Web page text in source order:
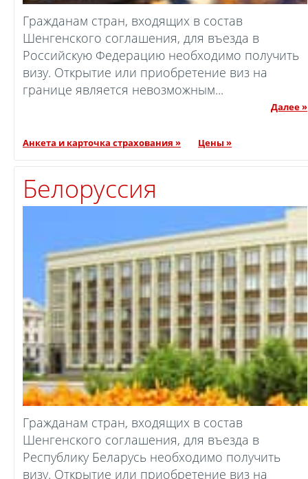
Гражданам стран, входящих в состав
Шенгенского соглашения, для въезда в
Российскую Федерацию необходимо получить
визу. Открытие или приобретение виз на
границе является невозможным...
Далее »
Анкета и карточка страхования » Цены »
Белоруссия
Гражданам стран, входящих в состав
Шенгенского соглашения, для въезда в
Республику Беларусь необходимо получить
визу. Открытие или приобретение виз на